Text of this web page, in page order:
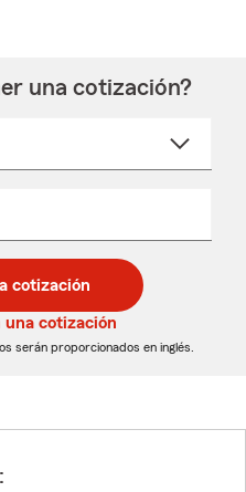
una cotización?
cotización
cotización
serán proporcionados en inglés.